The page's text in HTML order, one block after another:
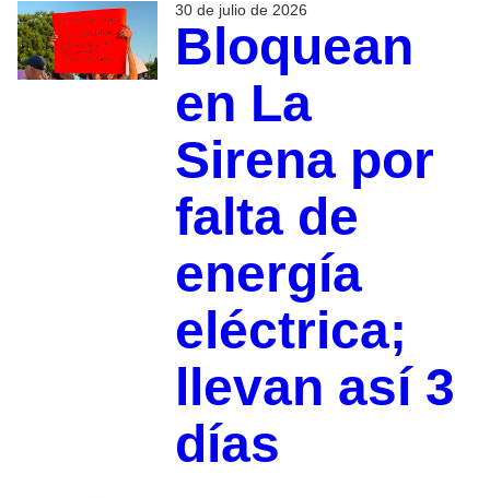
30 de julio de 2026
Bloquean
en La
Sirena por
falta de
energía
eléctrica;
llevan así 3
días